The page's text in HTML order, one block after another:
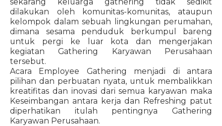
dilakukan oleh komunitas-komunitas, ataupun
kelompok dalam sebuah lingkungan perumahan,
dimana sesama penduduk berkumpul bareng
untuk pergi ke luar kota dan mengerjakan
kegiatan Gathering Karyawan Perusahaan
tersebut.
Acara Employee Gathering menjadi di antara
pilihan dan perbuatan nyata, untuk membalikkan
kreatifitas dan inovasi dari semua karyawan maka
Keseimbangan antara kerja dan Refreshing patut
diperhatikan itulah pentingnya Gathering
Karyawan Perusahaan.